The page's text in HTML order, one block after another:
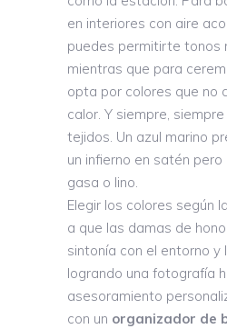
en interiores con aire
puedes permitirte tonos
mientras que para
opta por colores que no
calor. Y siempre,
tejidos. Un azul marino
un infierno en satén pero
gasa o lino.
Elegir los colores según
a que las damas de
sintonía con el entorno y
logrando una fotografía
asesoramiento
con un organizador de